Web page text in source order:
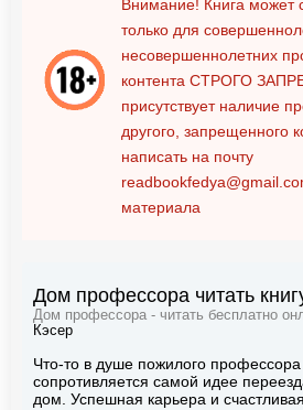
Внимание! Книга может
только для
несовершеннолетних
контента СТРОГО
присутствует наличие
другого, запрещенного
написать на почту
материала
Дом профессора читать
Дом профессора - читать бесплатно
Кэсер
Что-то в душе пожилого
сопротивляется самой идее
дом. Успешная карьера и